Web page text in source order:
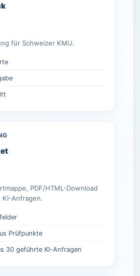
für Schweizer KMU.
PDF/HTML-Download
Anfragen.
Prüfpunkte
30 geführte KI-Anfragen